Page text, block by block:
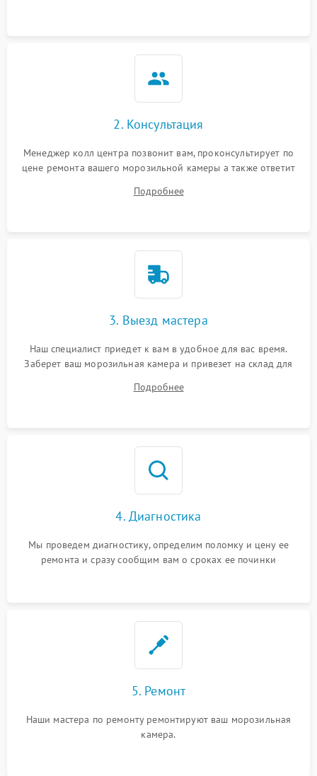
2. Консультация
Менеджер колл центра позвонит вам, проконсультирует по
цене ремонта вашего морозильной камеры а также ответит
Подробнее
3. Выезд мастера
Наш специалист приедет к вам в удобное для вас время.
Заберет ваш морозильная камера и привезет на склад для
Подробнее
4. Диагностика
Мы проведем диагностику, определим поломку и цену ее
ремонта и сразу сообщим вам о сроках ее починки
5. Ремонт
Наши мастера по ремонту ремонтируют ваш морозильная
камера.